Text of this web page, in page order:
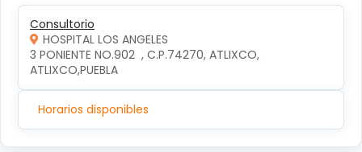
Consultorio
HOSPITAL LOS ANGELES
3 PONIENTE NO.902  , C.P.74270, ATLIXCO,
ATLIXCO,PUEBLA
Horarios disponibles